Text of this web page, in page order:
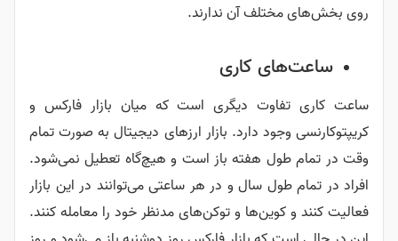
روی بخش‌های مختلف آن ندارند.
ساعت‌های کاری
ساعت کاری تفاوت دیگری است که میان بازار فارکس و
کریپتوکارنسی وجود دارد. بازار ارزهای دیجیتال به صورت تمام
وقت در تمام طول هفته باز است و هیچ‌گاه تعطیل نمی‌شود.
افراد در تمام طول سال و در هر ساعتی می‌توانند در این بازار
فعالیت کنند و کوین‌ها و توکن‌های مدنظر خود را معامله کنند.